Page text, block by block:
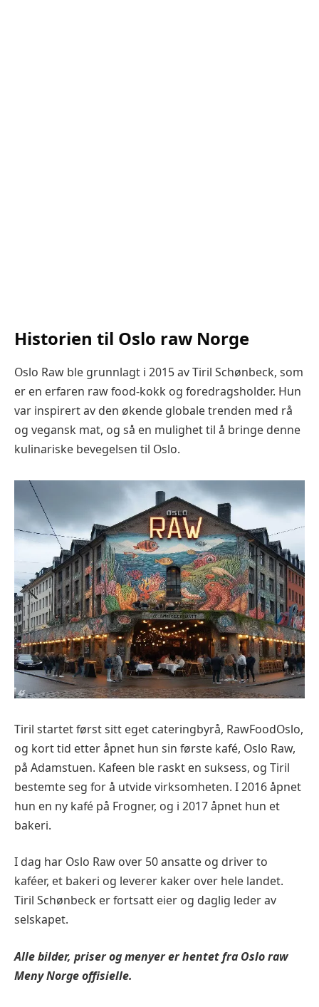
Historien til Oslo raw Norge
Oslo Raw ble grunnlagt i 2015 av Tiril Schønbeck, som
er en erfaren raw food-kokk og foredragsholder. Hun
var inspirert av den økende globale trenden med rå
og vegansk mat, og så en mulighet til å bringe denne
kulinariske bevegelsen til Oslo.
Tiril startet først sitt eget cateringbyrå, RawFoodOslo,
og kort tid etter åpnet hun sin første kafé, Oslo Raw,
på Adamstuen. Kafeen ble raskt en suksess, og Tiril
bestemte seg for å utvide virksomheten. I 2016 åpnet
hun en ny kafé på Frogner, og i 2017 åpnet hun et
bakeri.
I dag har Oslo Raw over 50 ansatte og driver to
kaféer, et bakeri og leverer kaker over hele landet.
Tiril Schønbeck er fortsatt eier og daglig leder av
selskapet.
Alle bilder, priser og menyer er hentet fra Oslo raw
Meny Norge offisielle.